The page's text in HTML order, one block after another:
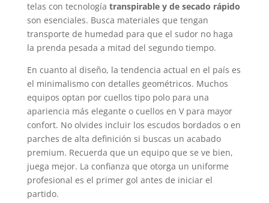
telas con tecnología transpirable y de secado rápido
son esenciales. Busca materiales que tengan
transporte de humedad para que el sudor no haga
la prenda pesada a mitad del segundo tiempo.
En cuanto al diseño, la tendencia actual en el país es
el minimalismo con detalles geométricos. Muchos
equipos optan por cuellos tipo polo para una
apariencia más elegante o cuellos en V para mayor
confort. No olvides incluir los escudos bordados o en
parches de alta definición si buscas un acabado
premium. Recuerda que un equipo que se ve bien,
juega mejor. La confianza que otorga un uniforme
profesional es el primer gol antes de iniciar el
partido.